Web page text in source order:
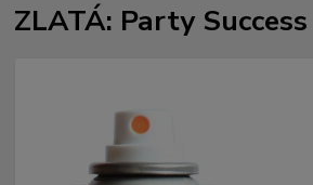
ZLATÁ: Party Success